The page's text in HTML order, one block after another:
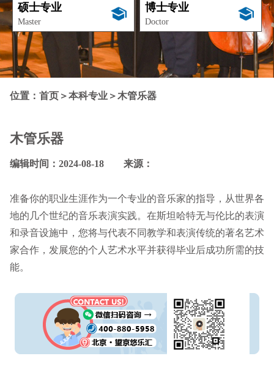
硕士专业
Master
博士专业
Doctor
位置： 首页 ＞本科专业 ＞木管乐器
木管乐器
编辑时间：2024-08-18 来源：
准备你的职业生涯作为一个专业的音乐家的指导，从世界各
地的几个世纪的音乐表演实践。在斯坦哈特无与伦比的表演
和录音设施中，您将与代表不同教学和表演传统的著名艺术
家合作，发展您的个人艺术水平并获得毕业后成功所需的技
能。